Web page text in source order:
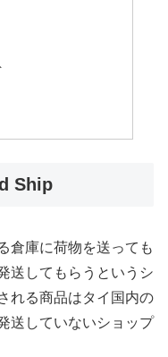
Ship
倉庫に荷物を送っても
送してもらうというシ
れる商品はタイ国内の
送していないショップ